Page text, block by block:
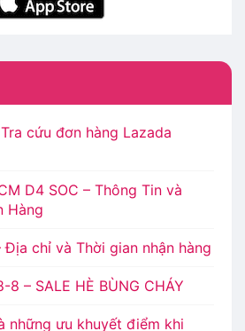
cứu đơn hàng Lazada
D4 SOC – Thông Tin và
Hàng
Địa chỉ và Thời gian nhận hàng
8 – SALE HÈ BÙNG CHÁY
những ưu khuyết điểm khi